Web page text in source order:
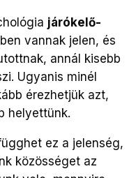
járókelő-
vannak jelen, és
annál kisebb
Ugyanis minél
érezhetjük azt,
helyettünk.
ez a jelenség,
közösséget az